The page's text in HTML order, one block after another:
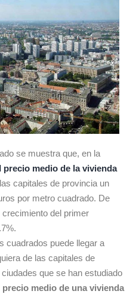
se muestra que, en la
precio medio de la vivienda
capitales de provincia un
por metro cuadrado. De
del primer
cuadrados puede llegar a
de las capitales de
que se han estudiado
precio medio de una vivienda